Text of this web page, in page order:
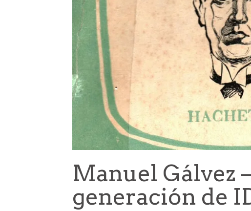
Manuel Gálvez
generación de